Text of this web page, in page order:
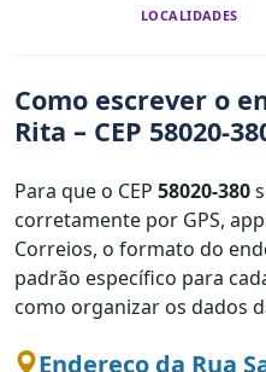
LOCALIDADES
Como escrever o
Rita – CEP 58020-
Para que o CEP 58020-380
corretamente por GPS,
Correios, o formato do
padrão específico para
como organizar os dados
Endereço da Rua